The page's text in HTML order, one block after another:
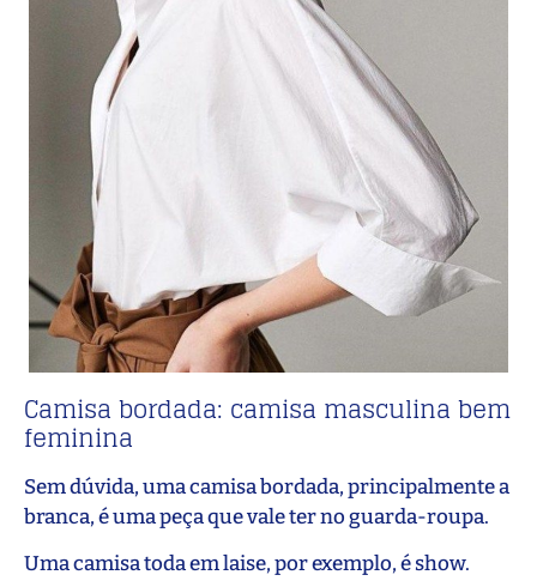
Camisa bordada: camisa masculina bem
feminina
Sem dúvida, uma camisa bordada, principalmente a
branca, é uma peça que vale ter no guarda-roupa.
Uma camisa toda em laise, por exemplo, é show.